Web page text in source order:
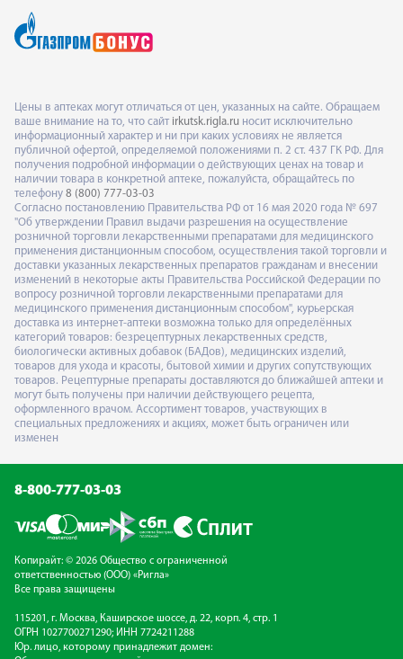
Цены в аптеках могут отличаться от цен, указанных на сайте. Обращаем
ваше внимание на то, что сайт irkutsk.rigla.ru носит исключительно
информационный характер и ни при каких условиях не является
публичной офертой, определяемой положениями п. 2 ст. 437 ГК РФ. Для
получения подробной информации о действующих ценах на товар и
наличии товара в конкретной аптеке, пожалуйста, обращайтесь по
телефону 8 (800) 777-03-03
Согласно постановлению Правительства РФ от 16 мая 2020 года № 697
"Об утверждении Правил выдачи разрешения на осуществление
розничной торговли лекарственными препаратами для медицинского
применения дистанционным способом, осуществления такой торговли и
доставки указанных лекарственных препаратов гражданам и внесении
изменений в некоторые акты Правительства Российской Федерации по
вопросу розничной торговли лекарственными препаратами для
медицинского применения дистанционным способом", курьерская
доставка из интернет-аптеки возможна только для определённых
категорий товаров: безрецептурных лекарственных средств,
биологически активных добавок (БАДов), медицинских изделий,
товаров для ухода и красоты, бытовой химии и других сопутствующих
товаров. Рецептурные препараты доставляются до ближайшей аптеки и
могут быть получены при наличии действующего рецепта,
оформленного врачом. Ассортимент товаров, участвующих в
специальных предложениях и акциях, может быть ограничен или
изменен
8-800-777-03-03
Копирайт: © 2026 Общество с ограниченной
ответственностью (ООО) «Ригла»
Все права защищены
115201, г. Москва, Каширское шоссе, д. 22, корп. 4, стр. 1
ОГРН 1027700271290; ИНН 7724211288
Юр. лицо, которому принадлежит домен: